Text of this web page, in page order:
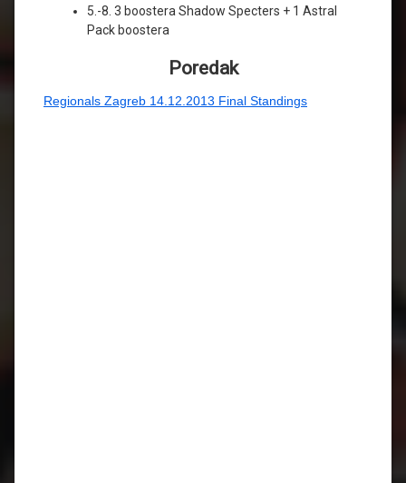
5.-8. 3 boostera Shadow Specters + 1 Astral
Pack boostera
Poredak
Regionals Zagreb 14.12.2013 Final Standings